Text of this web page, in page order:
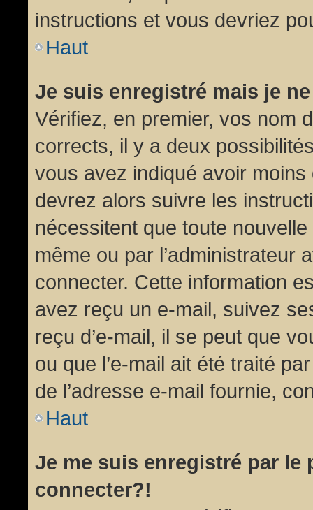
instructions et vous devriez
Haut
Je suis enregistré mais je
Vérifiez, en premier, vos nom
corrects, il y a deux
vous avez indiqué avoir
devrez alors suivre les
nécessitent que toute
même ou par l’administrateur
connecter. Cette information
avez reçu un e-mail, suivez
reçu d’e-mail, il se peut que
ou que l’e-mail ait été traité
de l’adresse e-mail fournie,
Haut
Je me suis enregistré par le
connecter?!